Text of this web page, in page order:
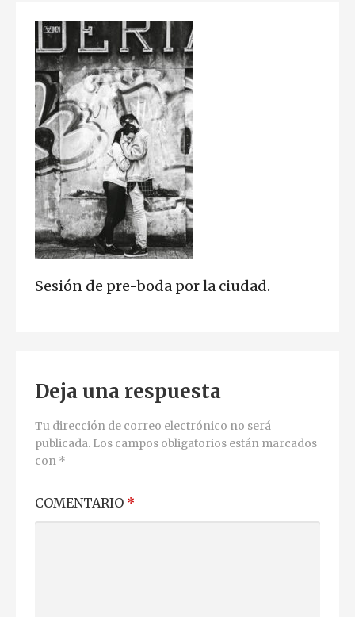
Sesión de pre-boda por la ciudad.
Deja una respuesta
Tu dirección de correo electrónico no será
publicada. Los campos obligatorios están marcados
con *
COMENTARIO *